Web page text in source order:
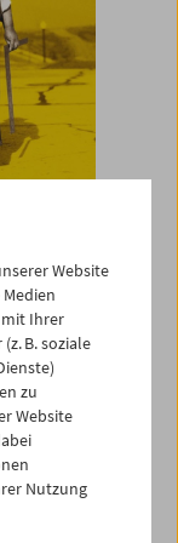
Website
Ihrer
B. soziale
zu
Website
Nutzung